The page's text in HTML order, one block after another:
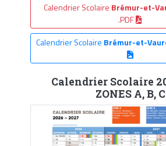
Calendrier Scolaire Brémur-et-
.PDF
Calendrier Scolaire Brémur-et-
Calendrier Scolaire
ZONES A, B, C